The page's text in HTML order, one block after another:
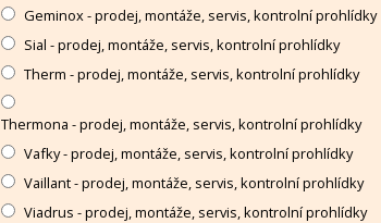
Geminox - prodej, montáže, servis, kontrolní prohlídky
Sial - prodej, montáže, servis, kontrolní prohlídky
Therm - prodej, montáže, servis, kontrolní prohlídky
Thermona - prodej, montáže, servis, kontrolní prohlídky
Vafky - prodej, montáže, servis, kontrolní prohlídky
Vaillant - prodej, montáže, servis, kontrolní prohlídky
Viadrus - prodej, montáže, servis, kontrolní prohlídky